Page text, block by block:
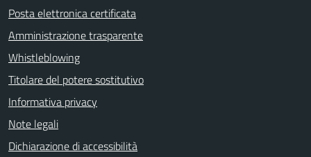
Posta elettronica certificata
Amministrazione trasparente
Whistleblowing
Titolare del potere sostitutivo
Informativa privacy
Note legali
Dichiarazione di accessibilità